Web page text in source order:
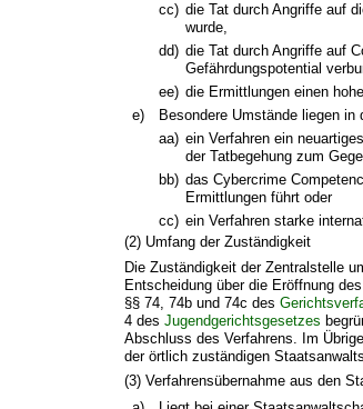
cc) die Tat durch Angriffe auf
wurde,
dd) die Tat durch Angriffe auf
Gefährdungspotential
ee) die Ermittlungen einen
e)
Besondere Umstände liegen in
aa) ein Verfahren ein
der Tatbegehung zum
bb) das Cybercrime
Ermittlungen führt oder
cc) ein Verfahren starke
(2) Umfang der Zuständigkeit
Die Zuständigkeit der Zentralstelle
Entscheidung über die Eröffnung
§§ 74, 74b und 74c des
4 desJugendgerichtsgesetzes
Abschluss des Verfahrens. Im
der örtlich zuständigen
(3) Verfahrensübernahme aus den